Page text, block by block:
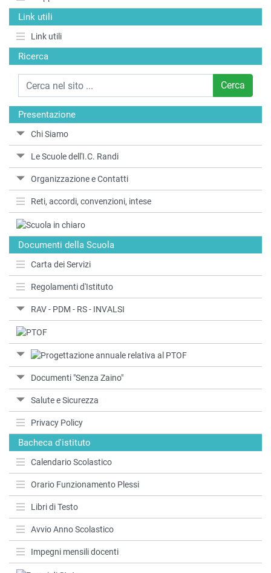
Ricerca
Cerca
Presentazione
Chi Siamo
Le Scuole dell'I.C. Randi
Organizzazione e Contatti
Reti, accordi, convenzioni, intese
Documenti della Scuola
Carta dei Servizi
Regolamenti d'Istituto
RAV - PDM - RS - INVALSI
Documenti "Senza Zaino"
Salute e Sicurezza
Privacy Policy
Bacheca d'istituto
Calendario Scolastico
Orario Funzionamento Plessi
Libri di Testo
Avvio Anno Scolastico
Impegni mensili docenti
Link utili
Link utili